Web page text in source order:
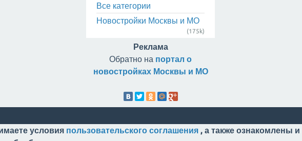
Все категории
Новостройки Москвы и МО
(175k)
Реклама
Обратно на портал о
новостройках Москвы и МО
условия пользовательского соглашения , а также ознакомлены и